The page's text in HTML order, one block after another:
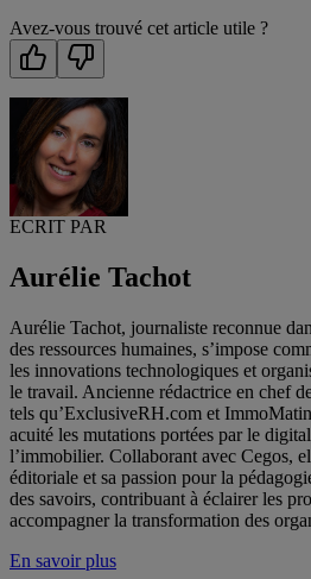
Avez-vous trouvé cet article utile ?
ECRIT PAR
Aurélie Tachot
Aurélie Tachot, journaliste reconnue
des ressources humaines, s’impose
les innovations technologiques et
le travail. Ancienne rédactrice en chef
tels qu’ExclusiveRH.com et
acuité les mutations portées par le
l’immobilier. Collaborant avec Cegos,
éditoriale et sa passion pour la
des savoirs, contribuant à éclairer les
accompagner la transformation des
En savoir plus